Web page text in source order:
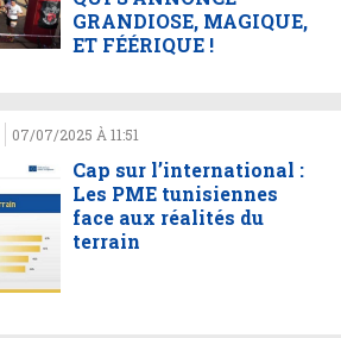
GRANDIOSE, MAGIQUE,
ET FÉÉRIQUE !
07/07/2025 À 11:51
Cap sur l’international :
Les PME tunisiennes
face aux réalités du
terrain